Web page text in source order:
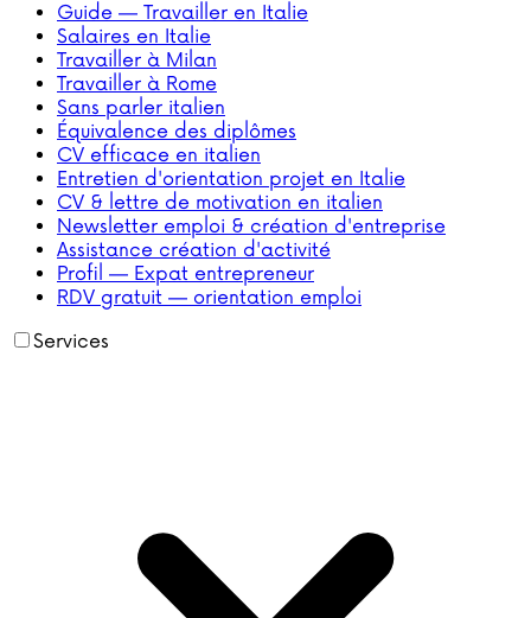
Guide — Travailler en Italie
Salaires en Italie
Travailler à Milan
Travailler à Rome
Sans parler italien
Équivalence des diplômes
CV efficace en italien
Entretien d'orientation projet en Italie
CV & lettre de motivation en italien
Newsletter emploi & création d'entreprise
Assistance création d'activité
Profil — Expat entrepreneur
RDV gratuit — orientation emploi
Services